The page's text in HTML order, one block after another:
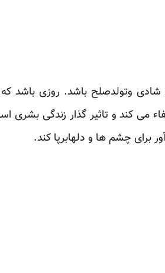
وتولدصلح باشد. روزی باشد
کند و تاثیر گذار زندگی بشری
برای چشم ها و دلهابرپا کند.‏